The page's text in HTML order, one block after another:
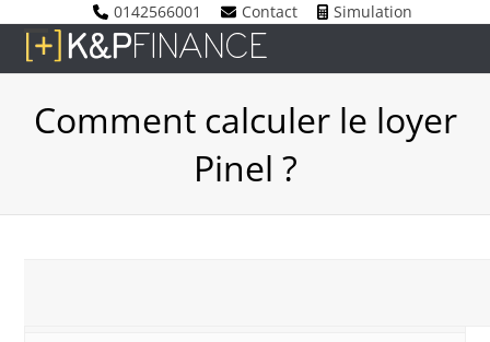
content
0142566001 Contact Simulation
Open
menu
Close
menu
Comment calculer le loyer
Pinel ?